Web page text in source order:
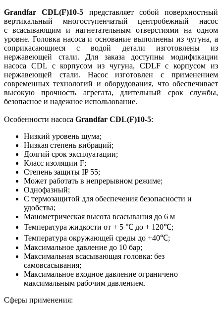
Grandfar CDL(F)10-5 представляет собой поверхностный
вертикальный многоступенчатый центробежный насос
с всасывающим и нагнетательным отверстиями на одном
уровне. Головка насоса и основание выполнены из чугуна, а
соприкасающиеся с водой детали изготовлены из
нержавеющей стали. Для заказа доступны модификации
насоса CDL с корпусом из чугуна, CDLF с корпусом из
нержавеющей стали. Насос изготовлен с применением
современных технологий и оборудования, что обеспечивает
высокую прочность агрегата, длительный срок службы,
безопасное и надежное использование.
Особенности насоса Grandfar CDL(F)10-5:
Низкий уровень шума;
Низкая степень вибраций;
Долгий срок эксплуатации;
Класс изоляции F;
Степень защиты IP 55;
Может работать в непрерывном режиме;
Однофазный;
С термозащитой для обеспечения безопасности и
удобства;
Манометрическая высота всасывания до 6 м
Температура жидкости от + 5 ℃ до + 120℃;
Температура окружающей среды до +40℃;
Максимальное давление до 10 бар;
Максимальная всасывающая головка: без
самовсасывания;
Максимальное входное давление ограничено
максимальным рабочим давлением.
Сферы применения: